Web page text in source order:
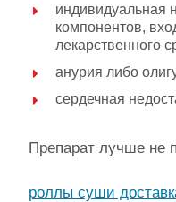
индивидуальная
компонентов,
лекарственного
анурия либо
сердечная
Препарат лучше не
роллы суши